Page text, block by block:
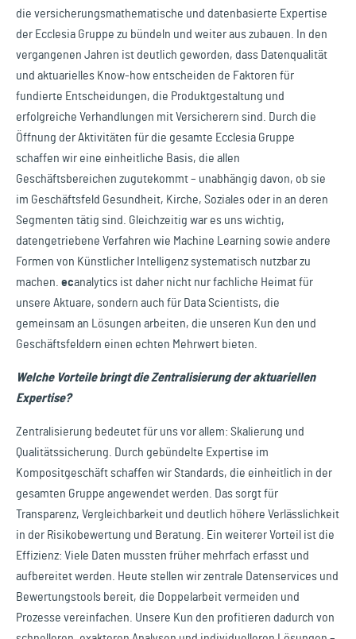
die versicherungsmathematische und datenbasierte Expertise
der Ecclesia Gruppe zu bündeln und weiter aus zubauen. In den
vergangenen Jahren ist deutlich geworden, dass Datenqualität
und aktuarielles Know-how entscheiden de Faktoren für
fundierte Entscheidungen, die Produktgestaltung und
erfolgreiche Verhandlungen mit Versicherern sind. Durch die
Öffnung der Aktivitäten für die gesamte Ecclesia Gruppe
schaffen wir eine einheitliche Basis, die allen
Geschäftsbereichen zugutekommt – unabhängig davon, ob sie
im Geschäftsfeld Gesundheit, Kirche, Soziales oder in an deren
Segmenten tätig sind. Gleichzeitig war es uns wichtig,
datengetriebene Verfahren wie Machine Learning sowie andere
Formen von Künstlicher Intelligenz systematisch nutzbar zu
machen. ecanalytics ist daher nicht nur fachliche Heimat für
unsere Aktuare, sondern auch für Data Scientists, die
gemeinsam an Lösungen arbeiten, die unseren Kun den und
Geschäftsfeldern einen echten Mehrwert bieten.
Welche Vorteile bringt die Zentralisierung der aktuariellen
Expertise?
Zentralisierung bedeutet für uns vor allem: Skalierung und
Qualitätssicherung. Durch gebündelte Expertise im
Kompositgeschäft schaffen wir Standards, die einheitlich in der
gesamten Gruppe angewendet werden. Das sorgt für
Transparenz, Vergleichbarkeit und deutlich höhere Verlässlichkeit
in der Risikobewertung und Beratung. Ein weiterer Vorteil ist die
Effizienz: Viele Daten mussten früher mehrfach erfasst und
aufbereitet werden. Heute stellen wir zentrale Datenservices und
Bewertungstools bereit, die Doppelarbeit vermeiden und
Prozesse vereinfachen. Unsere Kun den profitieren dadurch von